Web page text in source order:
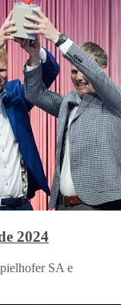
2024
SA e